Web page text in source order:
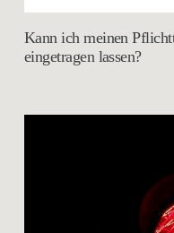
Kann ich meinen
eingetragen lassen?